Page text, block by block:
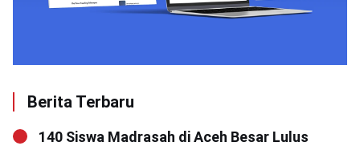
Berita Terbaru
140 Siswa Madrasah di Aceh Besar Lulus